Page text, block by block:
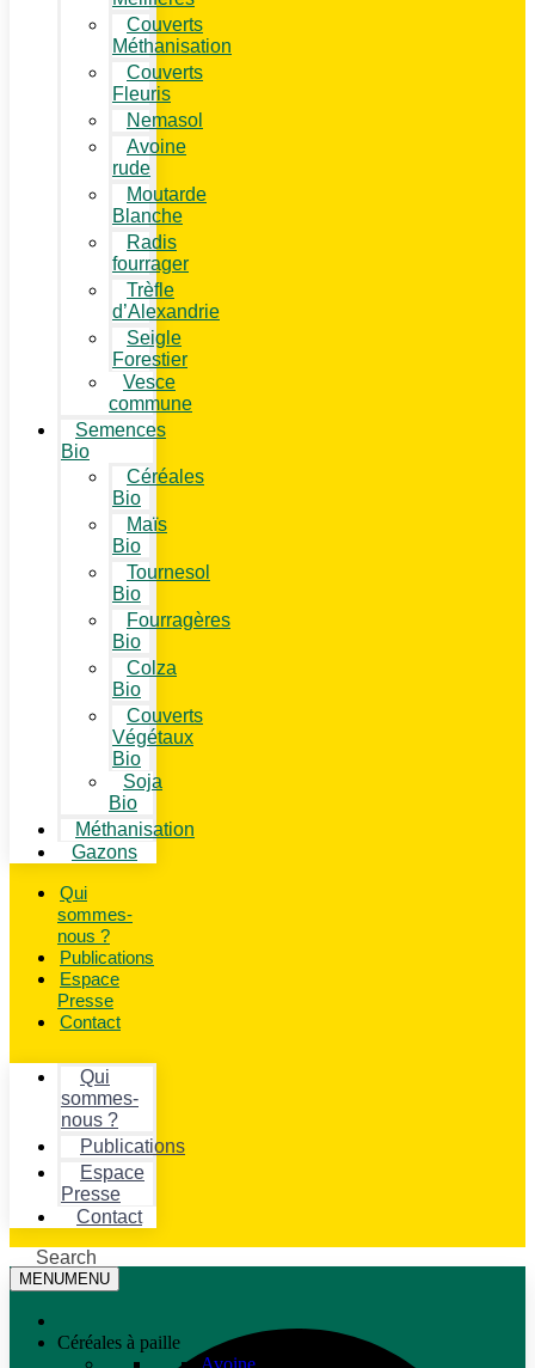
Couverts
Méthanisation
Couverts
Fleuris
Nemasol
Avoine
rude
Moutarde
Blanche
Radis
fourrager
Trèfle
d’Alexandrie
Seigle
Forestier
Vesce
commune
Semences
Bio
Céréales
Bio
Maïs
Bio
Tournesol
Bio
Fourragères
Bio
Colza
Bio
Couverts
Végétaux
Bio
Soja
Bio
Méthanisation
Gazons
Qui
sommes-
nous ?
Publications
Espace
Presse
Contact
Qui
sommes-
nous ?
Publications
Espace
Presse
Contact
Search
MENUMENU
Céréales à paille
Avoine